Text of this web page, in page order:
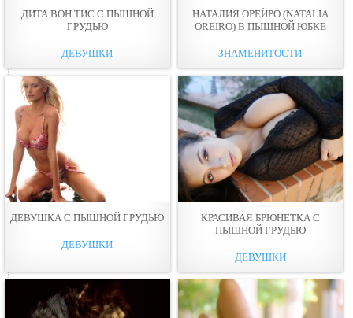
ДИТА ВОН ТИС С ПЫШНОЙ
ГРУДЬЮ
ДЕВУШКИ
НАТАЛИЯ ОРЕЙРО (NATALIA
OREIRO) В ПЫШНОЙ ЮБКЕ
ЗНАМЕНИТОСТИ
ДЕВУШКА С ПЫШНОЙ ГРУДЬЮ
ДЕВУШКИ
КРАСИВАЯ БРЮНЕТКА С
ПЫШНОЙ ГРУДЬЮ
ДЕВУШКИ